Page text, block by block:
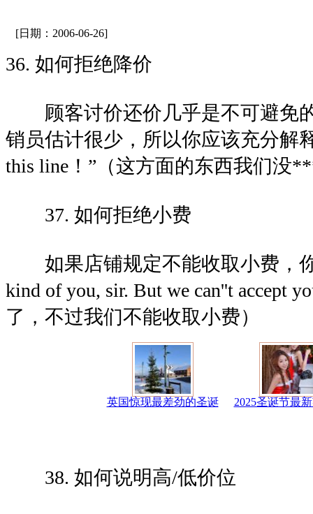
[日期：2006-06-26]
36. 如何拒绝降价
顾客讨价还价几乎是不可避免
销员估计很少，所以你应该充分解
this line！”（这方面的东西我们没
37. 如何拒绝小费
如果店铺规定不能收取小费，你
kind of you, sir. But we can''t accept
了，不过我们不能收取小费）
英国惊现最差劲的圣诞 2025圣诞节最
38. 如何说明高/低价位